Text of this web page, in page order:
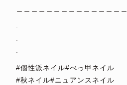
＿＿＿＿＿＿＿＿＿＿＿＿＿
#個性派ネイル#べっ甲ネイル
#秋ネイル#ニュアンスネイル